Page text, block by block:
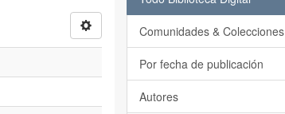
Comunidades & Colecciones
Por fecha de publicación
Autores